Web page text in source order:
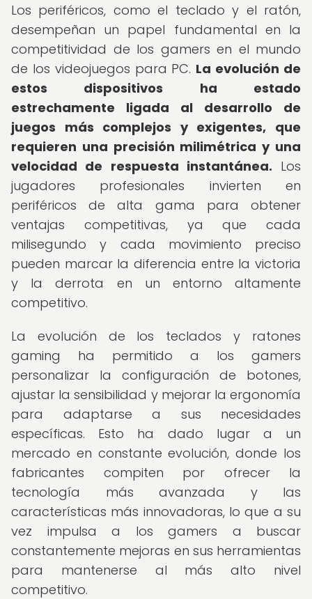
Los periféricos, como el teclado y el ratón,
desempeñan un papel fundamental en la
competitividad de los gamers en el mundo
de los videojuegos para PC. La evolución de
estos dispositivos ha estado
estrechamente ligada al desarrollo de
juegos más complejos y exigentes, que
requieren una precisión milimétrica y una
velocidad de respuesta instantánea. Los
jugadores profesionales invierten en
periféricos de alta gama para obtener
ventajas competitivas, ya que cada
milisegundo y cada movimiento preciso
pueden marcar la diferencia entre la victoria
y la derrota en un entorno altamente
competitivo.
La evolución de los teclados y ratones
gaming ha permitido a los gamers
personalizar la configuración de botones,
ajustar la sensibilidad y mejorar la ergonomía
para adaptarse a sus necesidades
específicas. Esto ha dado lugar a un
mercado en constante evolución, donde los
fabricantes compiten por ofrecer la
tecnología más avanzada y las
características más innovadoras, lo que a su
vez impulsa a los gamers a buscar
constantemente mejoras en sus herramientas
para mantenerse al más alto nivel
competitivo.